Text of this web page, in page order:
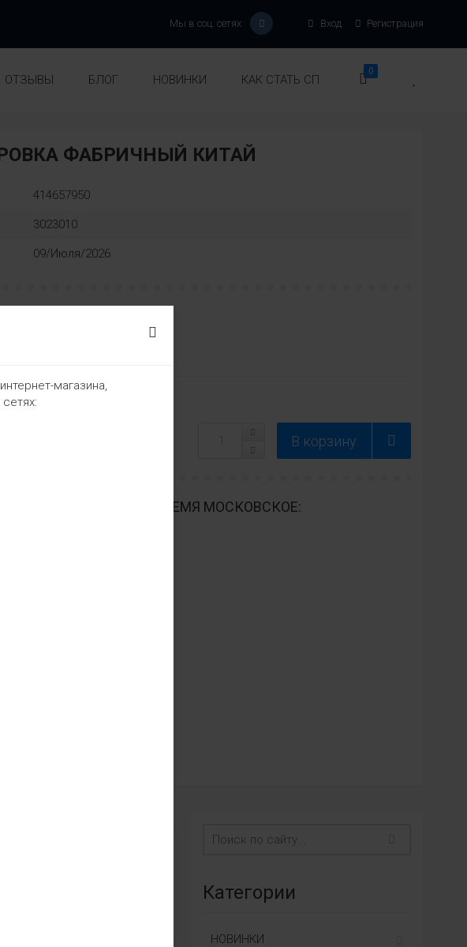
Вход Регистрация
Мы в соц. сетях:
ОТЗЫВЫ БЛОГ НОВИНКИ КАК СТАТЬ СП
0
ФАБРИЧНЫЙ КИТАЙ
414657950
3023010
09/Июля/2026
22:00, ЕЖЕДНЕВНО ВРЕМЯ МОСКОВСКОЕ:
Категории
НОВИНКИ
магазина,